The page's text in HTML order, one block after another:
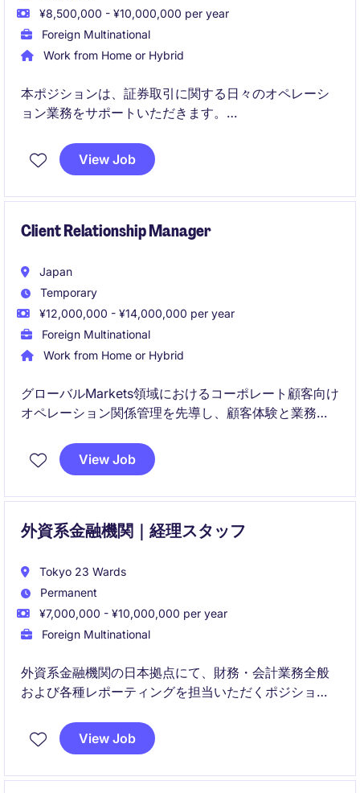
¥8,500,000 - ¥10,000,000 per year
Foreign Multinational
Work from Home or Hybrid
本ポジションは、証券取引に関する日々のオペレーシ
ョン業務をサポートいただきます。
正確性と期限遵守を重視し、社内外と連携しながら業
務改善にも関わっていただきます。
View Job
Client Relationship Manager
Japan
Temporary
¥12,000,000 - ¥14,000,000 per year
Foreign Multinational
Work from Home or Hybrid
グローバルMarkets領域におけるコーポレート顧客向け
オペレーション関係管理を先導し、顧客体験と業務効
クホルダーと連携し、戦略的な顧客エンゲージメント
とプロセス標準化を主導します。
View Job
外資系金融機関｜経理スタッフ
Tokyo 23 Wards
Permanent
¥7,000,000 - ¥10,000,000 per year
Foreign Multinational
外資系金融機関の日本拠点にて、財務・会計業務全般
および各種レポーティングを担当いただくポジション
日常経理から規制対応、ヘッドオフィス向け報告ま
で、幅広い実務を通じて専門性を磨くことができま
View Job